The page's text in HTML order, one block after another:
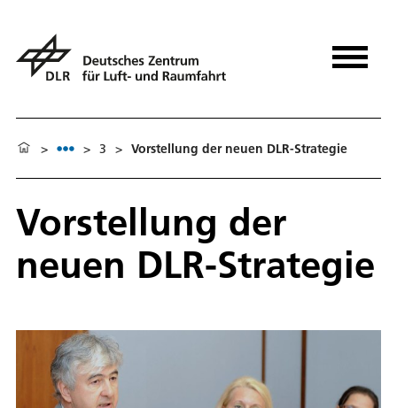
> > 3 > Vorstellung der neuen DLR-Strategie
Vorstellung der
neuen DLR-Strategie